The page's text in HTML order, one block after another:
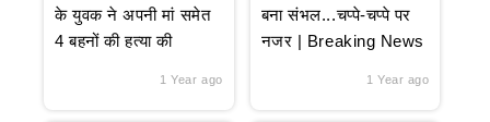
के युवक ने अपनी मां समेत
4 बहनों की हत्या की
1 Year ago
बना संभल...चप्पे-चप्पे पर
नजर | Breaking News
1 Year ago